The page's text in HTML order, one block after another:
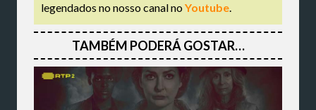
legendados no nosso canal noYoutube.
TAMBÉM PODERÁ GOSTAR…